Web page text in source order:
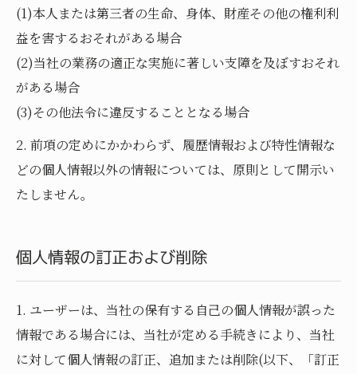
(1)本人または第三者の生命、身体、財産その他の権利利
益を害するおそれがある場合
(2)当社の業務の適正な実施に著しい支障を及ぼすおそれ
がある場合
(3)その他法令に違反することとなる場合
2. 前項の定めにかかわらず、履歴情報および特性情報な
どの個人情報以外の情報については、原則として開示い
たしません。
個人情報の訂正および削除
1. ユーザーは、当社の保有する自己の個人情報が誤った
情報である場合には、当社が定める手続きにより、当社
に対して個人情報の訂正、追加または削除(以下、「訂正